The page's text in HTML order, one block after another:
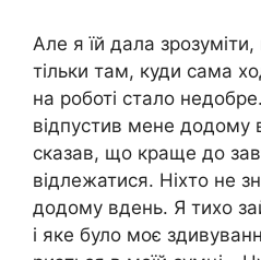
Але я їй дала
тільки там, куди сама
на роботі стало
відпустив мене додому
сказав, що краще до
відлежатися. Ніхто не
додому вдень. Я тихо
і яке було моє